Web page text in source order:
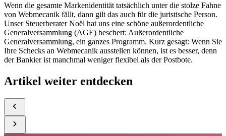
Wenn die gesamte Markenidentität tatsächlich unter die stolze Fahne
von Webmecanik fällt, dann gilt das auch für die juristische Person.
Unser Steuerberater Noël hat uns eine schöne außerordentliche
Generalversammlung (AGE) beschert: Außerordentliche
Generalversammlung, ein ganzes Programm. Kurz gesagt: Wenn Sie
Ihre Schecks an Webmecanik ausstellen können, ist es besser, denn
der Bankier ist manchmal weniger flexibel als der Postbote.
Artikel weiter entdecken